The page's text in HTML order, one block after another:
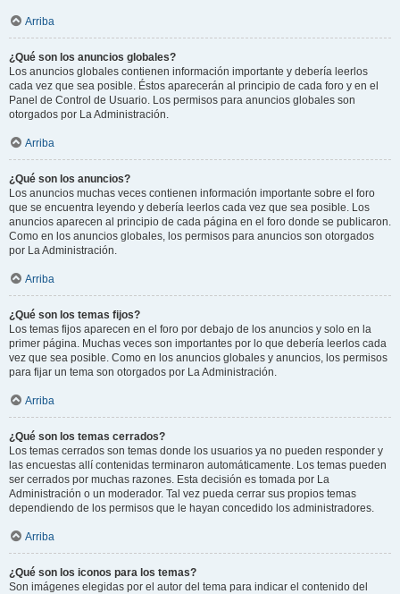
Arriba
¿Qué son los anuncios globales?
Los anuncios globales contienen información importante y debería leerlos
cada vez que sea posible. Éstos aparecerán al principio de cada foro y en el
Panel de Control de Usuario. Los permisos para anuncios globales son
otorgados por La Administración.
Arriba
¿Qué son los anuncios?
Los anuncios muchas veces contienen información importante sobre el foro
que se encuentra leyendo y debería leerlos cada vez que sea posible. Los
anuncios aparecen al principio de cada página en el foro donde se publicaron.
Como en los anuncios globales, los permisos para anuncios son otorgados
por La Administración.
Arriba
¿Qué son los temas fijos?
Los temas fijos aparecen en el foro por debajo de los anuncios y solo en la
primer página. Muchas veces son importantes por lo que debería leerlos cada
vez que sea posible. Como en los anuncios globales y anuncios, los permisos
para fijar un tema son otorgados por La Administración.
Arriba
¿Qué son los temas cerrados?
Los temas cerrados son temas donde los usuarios ya no pueden responder y
las encuestas allí contenidas terminaron automáticamente. Los temas pueden
ser cerrados por muchas razones. Esta decisión es tomada por La
Administración o un moderador. Tal vez pueda cerrar sus propios temas
dependiendo de los permisos que le hayan concedido los administradores.
Arriba
¿Qué son los iconos para los temas?
Son imágenes elegidas por el autor del tema para indicar el contenido del